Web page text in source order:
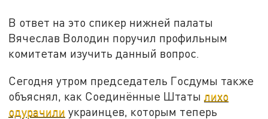
В ответ на это спикер нижней палаты
Вячеслав Володин поручил профильным
комитетам изучить данный вопрос.
Сегодня утром председатель Госдумы также
объяснял, как Соединённые Штатылихо
одурачили украинцев, которым теперь